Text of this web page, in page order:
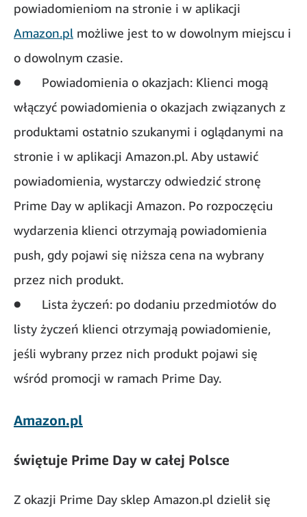
powiadomieniom na stronie i w aplikacji
Amazon.pl możliwe jest to w dowolnym miejscu i
o dowolnym czasie.
● Powiadomienia o okazjach: Klienci mogą
włączyć powiadomienia o okazjach związanych z
produktami ostatnio szukanymi i oglądanymi na
stronie i w aplikacji Amazon.pl. Aby ustawić
powiadomienia, wystarczy odwiedzić stronę
Prime Day w aplikacji Amazon. Po rozpoczęciu
wydarzenia klienci otrzymają powiadomienia
push, gdy pojawi się niższa cena na wybrany
przez nich produkt.
● Lista życzeń: po dodaniu przedmiotów do
listy życzeń klienci otrzymają powiadomienie,
jeśli wybrany przez nich produkt pojawi się
wśród promocji w ramach Prime Day.
Amazon.pl
świętuje Prime Day w całej Polsce
Z okazji Prime Day sklep Amazon.pl dzielił się